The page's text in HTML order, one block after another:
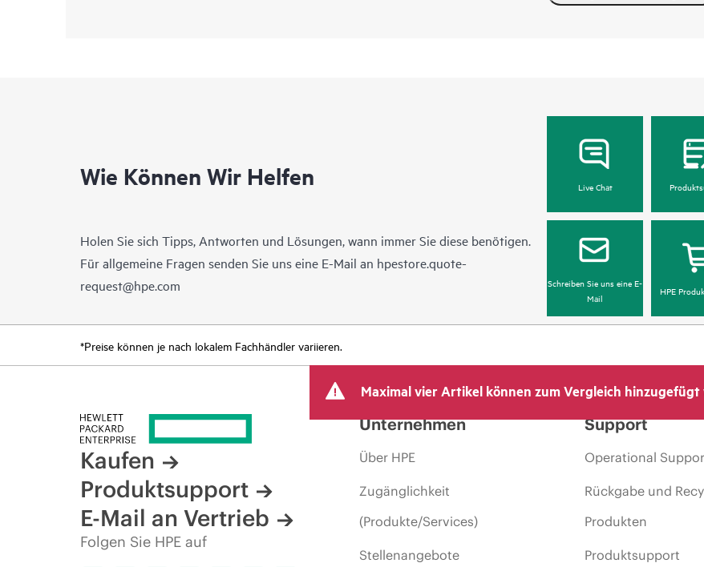
Wie Können Wir Helfen
Holen Sie sich Tipps, Antworten und Lösungen, wann immer Sie diese benötigen.
Für allgemeine Fragen senden Sie uns eine E-Mail an hpestore.quote-
request@hpe.com
Live Chat
Schreiben Sie uns eine E-
Mail
HPE
*Preise können je nach lokalem Fachhändler variieren.
Maximal vier Artikel können zum Vergleich hinzugefügt
Kaufen
Produktsupport
E-Mail an Vertrieb
Folgen Sie HPE auf
Unternehmen
Über HPE
Zugänglichkeit
(Produkte/Services)
Stellenangebote
Support
Operational
Rückgabe und
Produkten
Produktsupport